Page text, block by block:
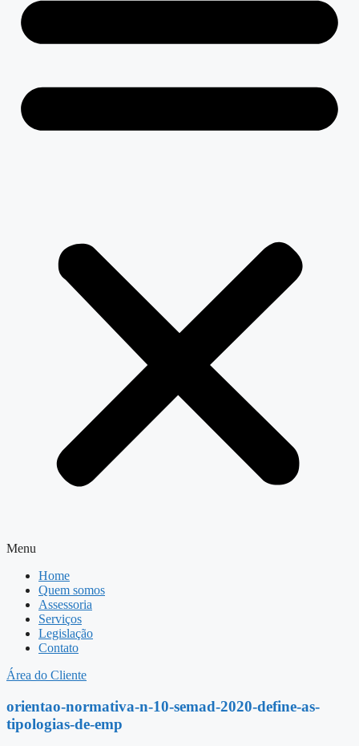
Menu
Home
Quem somos
Assessoria
Serviços
Legislação
Contato
Área do Cliente
orientao-normativa-n-10-semad-2020-define-as-
tipologias-de-emp